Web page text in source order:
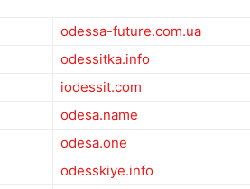
odessa-future.com.ua
odessitka.info
iodessit.com
odesa.name
odesa.one
odesskiye.info